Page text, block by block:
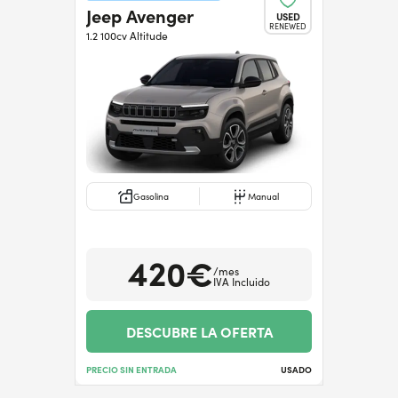
USED
RENEWED
Jeep Avenger
1.2 100cv Altitude
Gasolina Manual
420€/mes
IVA Incluido
DESCUBRE LA OFERTA
PRECIO SIN ENTRADA USADO